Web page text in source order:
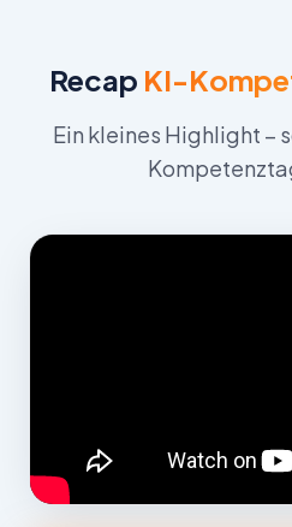
Recap KI-
Ein kleines Highlight –